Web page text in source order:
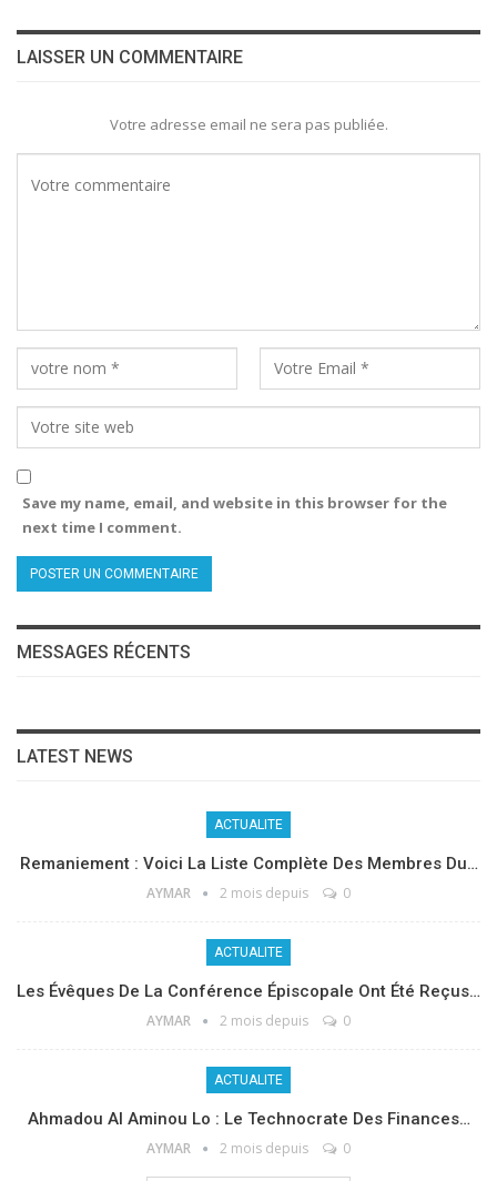
LAISSER UN COMMENTAIRE
Votre adresse email ne sera pas publiée.
Save my name, email, and website in this browser for the
next time I comment.
MESSAGES RÉCENTS
LATEST NEWS
ACTUALITE
Remaniement : Voici La Liste Complète Des Membres Du…
AYMAR 2 mois depuis 0
ACTUALITE
Les Évêques De La Conférence Épiscopale Ont Été Reçus…
AYMAR 2 mois depuis 0
ACTUALITE
Ahmadou Al Aminou Lo : Le Technocrate Des Finances…
AYMAR 2 mois depuis 0